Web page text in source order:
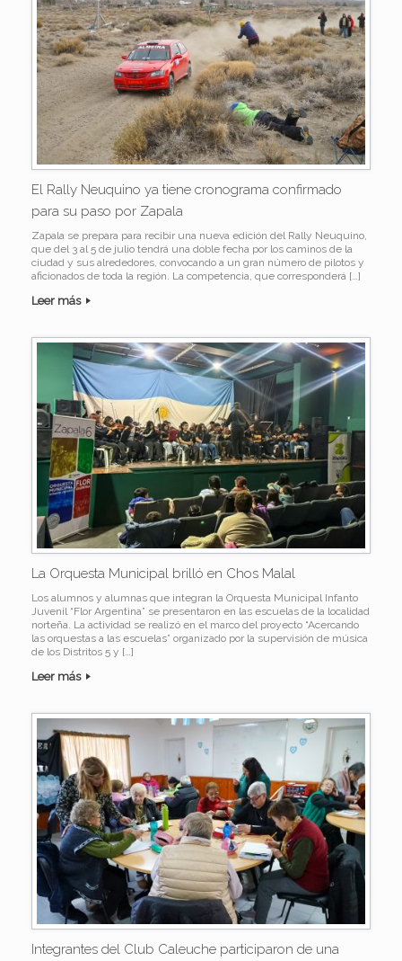
El Rally Neuquino ya tiene cronograma confirmado
para su paso por Zapala
Zapala se prepara para recibir una nueva edición del Rally Neuquino,
que del 3 al 5 de julio tendrá una doble fecha por los caminos de la
ciudad y sus alrededores, convocando a un gran número de pilotos y
aficionados de toda la región. La competencia, que corresponderá […]
Leer más
La Orquesta Municipal brilló en Chos Malal
Los alumnos y alumnas que integran la Orquesta Municipal Infanto
Juvenil “Flor Argentina” se presentaron en las escuelas de la localidad
norteña. La actividad se realizó en el marco del proyecto “Acercando
las orquestas a las escuelas” organizado por la supervisión de música
de los Distritos 5 y […]
Leer más
Integrantes del Club Caleuche participaron de una